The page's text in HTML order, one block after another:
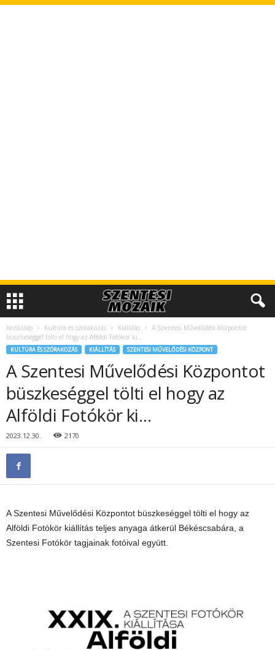
Kezdőlap Kultúra és szórakozás Kiállítás
A Szentesi Művelődési Központot
büszkeséggel tölti el hogy az Alföldi Fotókör ki…
KULTÚRA ÉS SZÓRAKOZÁS KIÁLLÍTÁS SZENTESI MŰVELŐDÉSI KÖZPONT
A Szentesi Művelődési Központot
büszkeséggel tölti el hogy az
Alföldi Fotókör ki…
2023.12.30. 2170
A Szentesi Művelődési Központot büszkeséggel tölti el hogy az
Alföldi Fotókör kiállítás teljes anyaga átkerül Békéscsabára, a
Szentesi Fotókör tagjainak fotóival együtt.